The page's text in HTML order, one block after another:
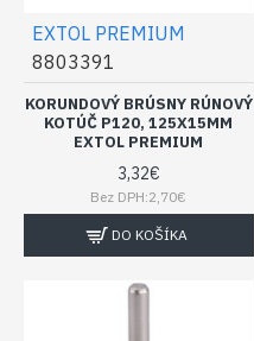
EXTOL PREMIUM
8803391
KORUNDOVÝ BRÚSNY RÚNOVÝ
KOTÚČ P120, 125X15MM
EXTOL PREMIUM
3,32€
Bez DPH:2,70€
DO KOŠÍKA